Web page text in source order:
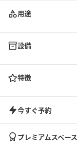
用途
設備
特徴
今すぐ予約
プレミアムスペース